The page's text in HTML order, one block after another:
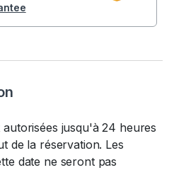
jusqu'à 24 heures
de la réservation. Les
date ne seront pas